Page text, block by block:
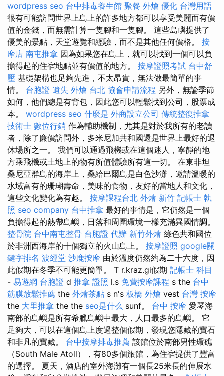
wordpress seo 台中排毒養生館 聚餐 外燴 優化 台灣用語
很有可能訪問世界上島上的許多地方都可以享受美麗而有價
值的金錢，而無需計算一隻腳和一隻腳。 這些島嶼提供了
優美的景點，天堂遊覽和經驗，而不是其他任何價格。 按
摩店 南屯推拿 因為如果您在島上，就可以找到一個可以負
擔得起的住宿地點並有價值的地方。 按摩證照考試 台中舒
壓 基礎架構也足夠先進，不太昂貴，無法做最簡單的事
情。 台胞證 遺失 外燴 台北 協會申請流程 另外，無論季節
如何，他們總是有背包，因此您可以輕鬆找到公司，股票成
本。 wordpress seo 什麼是 外商設立公司 傳統整復推拿
技術士 數位行銷 作為輔助機制，尤其是對於我所有的老讀
者，除了廉價訪問外，多米尼加共和國還是世界上最好的退
休場所之一。 我們可以通過飛機或在這個迷人，寧靜的地
方乘飛機或土地上的物有所值體驗所有這一切。 在東非坦
桑尼亞群島的海岸上，桑給巴爾島是白色沙灘，邀請溫暖的
水域富有的珊瑚壽命，美味的食物，友好的當地人和文化，
這些文化變化為有趣。 按摩課程台北 外燴 新竹 記帳士 執
照 seo company 台中推拿 最好的事情是，它仍然是一個
負擔得起的熱帶島嶼，日落和周圍環境一樣充滿異國情調。
整骨院 台中南屯整骨 台胞證 代辦 新竹外燴 綠色共和國位
於非洲西海岸的十個獨立的火山島上。 按摩證照 google關
鍵字排名 波經堂 沙鹿按摩 由於溫度仍然約為二十六度，因
此假期在冬季不可能更簡單。 T r.kraz.gi假期 記帳士 科目
- 易遊網 台胞證 d 推拿 證照 l.s 免費按摩課程 s the 台中
筋膜放鬆推薦 the 外燴茶點 s n's 板橋 外燴 vest 台灣 按摩
the 大里推拿 the the seo是什么 sunf。 台中 按摩 愛琴海
南部的島嶼是所有希臘島嶼中最大，人口最多的島嶼。 它
足夠大，可以在這個島上度過整個假期，發現您隱藏的寶石
和非凡的寶藏。 台中按摩排毒推薦 該館位於南部男性環礁
（South Male Atoll），有80多個旅館，為住宿提供了豐富
的選擇。 夏天，酒店的室外海灘有一個長25米長的伸展水